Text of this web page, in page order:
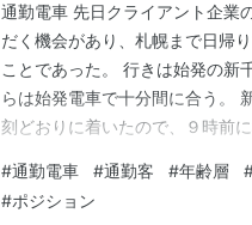
通勤電車 先日クライアント企業
だく機会があり、札幌まで日帰
ことであった。 行きは始発の新
らは始発電車で十分間に合う。
刻どおりに着いたので、９時前
発で仕事に間に合う。札幌の時
ライト。羽田には19時過に着陸
#通勤電車 #通勤客 #年齢層
#ポジション